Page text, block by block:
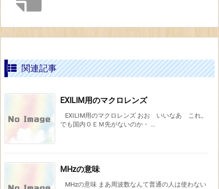
関連記事
EXILIM用のマクロレンズ
EXILIM用のマクロレンズ おお いいなあ これ。
でも国内ＯＥＭ先がないのか・ ...
MHzの意味
MHzの意味 まあ周波数なんて普通の人は使わない